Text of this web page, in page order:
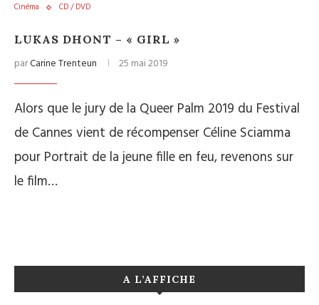
Cinéma CD / DVD
LUKAS DHONT – « GIRL »
parCarine Trenteun 25 mai 2019
Alors que le jury de la Queer Palm 2019 du Festival
de Cannes vient de récompenser Céline Sciamma
pour Portrait de la jeune fille en feu, revenons sur
le film…
A L’AFFICHE